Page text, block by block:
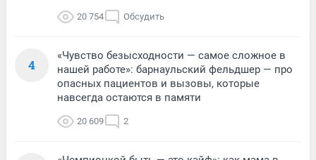
20 754 Обсудить
4
«Чувство безысходности — самое сложное в
нашей работе»: барнаульский фельдшер — про
опасных пациентов и вызовы, которые
навсегда остаются в памяти
20 609 2